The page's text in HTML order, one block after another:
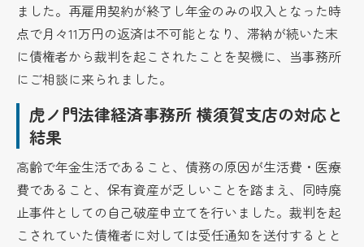
ました。再雇用契約が終了し年金のみの収入となった時
点で月々11万円の返済は不可能となり、滞納が続いた末
に債権者から裁判を起こされたことを契機に、当事務所
にご相談に来られました。
虎ノ門法律経済事務所 横須賀支店の対応と
結果
高齢で年金生活であること、債務の原因が生活費・医療
費であること、保有資産が乏しいことを踏まえ、同時廃
止事件としての自己破産申立てを行いました。裁判を起
こされていた債権者に対しては受任通知を送付するとと